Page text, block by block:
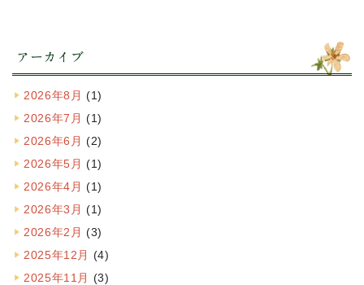
アーカイブ
2026年8月 (1)
2026年7月 (1)
2026年6月 (2)
2026年5月 (1)
2026年4月 (1)
2026年3月 (1)
2026年2月 (3)
2025年12月 (4)
2025年11月 (3)